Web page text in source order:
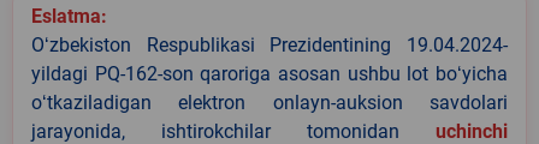
Eslatma:
Oʻzbekiston Respublikasi Prezidentining 19.04.2024-
yildagi PQ-162-son qaroriga asosan ushbu lot boʻyicha
oʻtkaziladigan elektron onlayn-auksion savdolari
jarayonida, ishtirokchilar tomonidan uchinchi